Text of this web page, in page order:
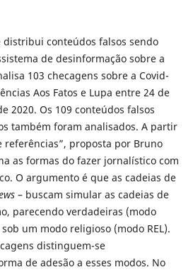
distribui conteúdos falsos sendo
de desinformação sobre a
103 checagens sobre a Covid-
Aos Fatos e Lupa entre 24 de
2020. Os 109 conteúdos falsos
também foram analisados. A partir
referências”, proposta por Bruno
as formas do fazer jornalístico com
O argumento é que as cadeias de
– buscam simular as cadeias de
parecendo verdadeiras (modo
um modo religioso (modo REL).
distinguem-se
de adesão a esses modos. No